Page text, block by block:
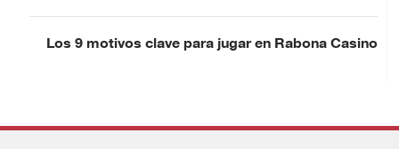
Los 9 motivos clave para jugar en Rabona Casino